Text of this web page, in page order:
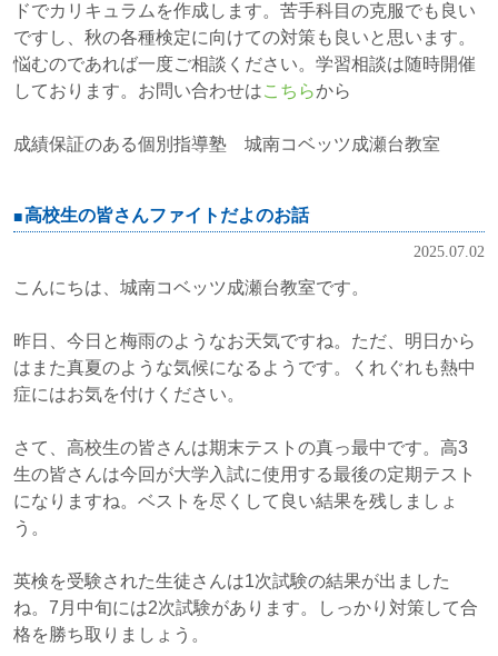
ドでカリキュラムを作成します。苦手科目の克服でも良い
ですし、秋の各種検定に向けての対策も良いと思います。
悩むのであれば一度ご相談ください。学習相談は随時開催
しております。お問い合わせはこちらから
成績保証のある個別指導塾 城南コベッツ成瀬台教室
高校生の皆さんファイトだよのお話
2025.07.02
こんにちは、城南コベッツ成瀬台教室です。
昨日、今日と梅雨のようなお天気ですね。ただ、明日から
はまた真夏のような気候になるようです。くれぐれも熱中
症にはお気を付けください。
さて、高校生の皆さんは期末テストの真っ最中です。高3
生の皆さんは今回が大学入試に使用する最後の定期テスト
になりますね。ベストを尽くして良い結果を残しましょ
う。
英検を受験された生徒さんは1次試験の結果が出ました
ね。7月中旬には2次試験があります。しっかり対策して合
格を勝ち取りましょう。